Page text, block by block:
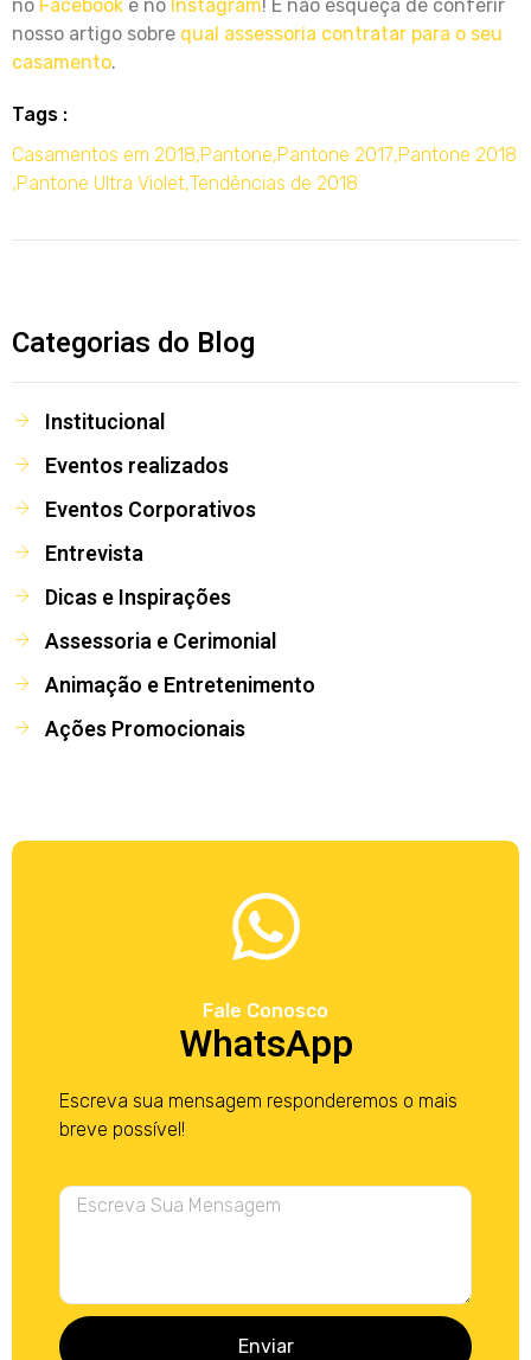
no Facebook e no Instagram! E não esqueça de conferir
nosso artigo sobre qual assessoria contratar para o seu
casamento.
Tags :
Casamentos em 2018,Pantone,Pantone 2017,Pantone 2018
,Pantone Ultra Violet,Tendências de 2018
Categorias do Blog
Institucional
Eventos realizados
Eventos Corporativos
Entrevista
Dicas e Inspirações
Assessoria e Cerimonial
Animação e Entretenimento
Ações Promocionais
Fale Conosco
WhatsApp
Escreva sua mensagem responderemos o mais
breve possível!
Enviar